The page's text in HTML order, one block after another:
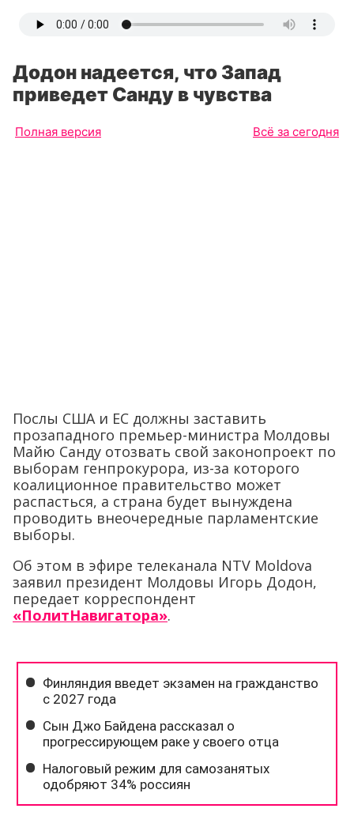
Додон надеется, что Запад
приведет Санду в чувства
Полная версия Всё за сегодня
Послы США и ЕС должны заставить
прозападного премьер-министра Молдовы
Майю Санду отозвать свой законопроект по
выборам генпрокурора, из-за которого
коалиционное правительство может
распасться, а страна будет вынуждена
проводить внеочередные парламентские
выборы.
Об этом в эфире телеканала NTV Moldova
заявил президент Молдовы Игорь Додон,
передает корреспондент
«ПолитНавигатора».